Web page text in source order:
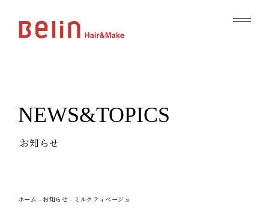
NEWS&TOPICS
お知らせ
ホーム - お知らせ - ミルクティベージュ